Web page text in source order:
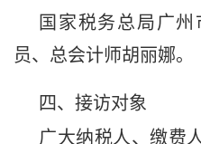
国家税务总局广
员、总会计师胡丽娜。
四、接访对象
广大纳税人、缴费